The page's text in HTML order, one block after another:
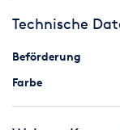
Fahrzeuge müssen
§3
Deutschland ist
schriftlich im
Technische
Beförderung
Farbe